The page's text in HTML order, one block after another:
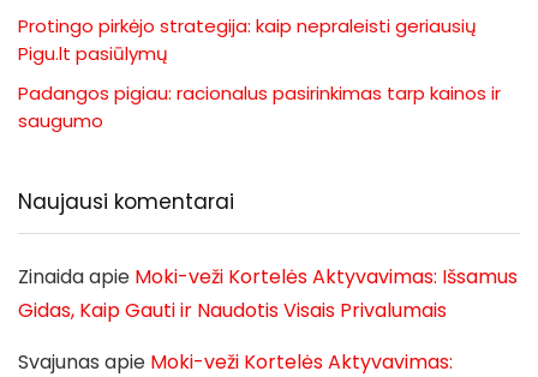
Protingo pirkėjo strategija: kaip nepraleisti geriausių
Pigu.lt pasiūlymų
Padangos pigiau: racionalus pasirinkimas tarp kainos ir
saugumo
Naujausi komentarai
Zinaidaapie Moki-veži Kortelės Aktyvavimas: Išsamus
Gidas, Kaip Gauti ir Naudotis Visais Privalumais
Svajunas apie Moki-veži Kortelės Aktyvavimas: